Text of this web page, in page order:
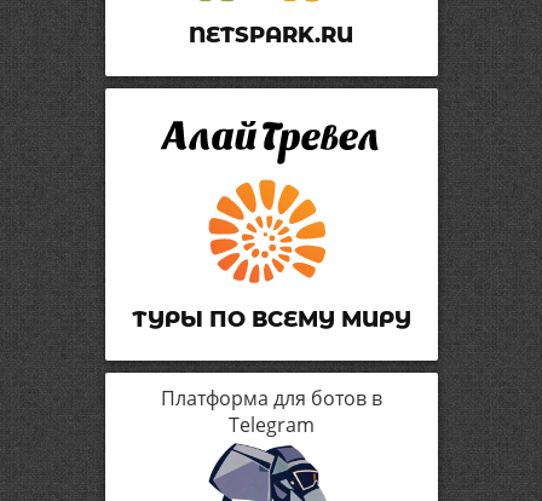
NETSPARK.RU
ТУРЫ ПО ВСЕМУ МИРУ
Платформа для ботов в
Telegram